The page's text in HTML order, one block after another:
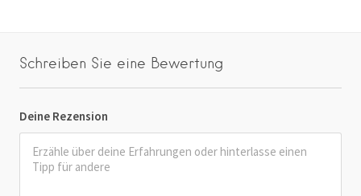
Schreiben Sie eine Bewertung
Deine Rezension